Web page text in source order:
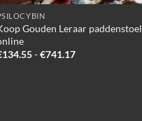
Gouden Leraar paddenstoel
134.55-€741.17Prijsklasse: